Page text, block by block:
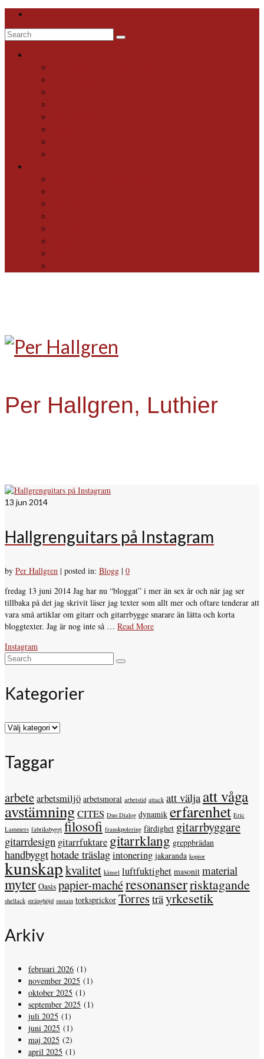
Search
Per Hallgren, Luthier
13 jun 2014
Hallgrenguitars på Instagram
by Per Hallgren | posted in: Blogg | 0
fredag 13 juni 2014 Jag har nu “bloggat” i mer än sex år och när jag ser
tillbaka på det jag skrivit läser jag texter som allt mer och oftare tenderar att
vara små artiklar om gitarr och gitarrbygge snarare än lätta och korta
bloggtexter. Jag är nog inte så … Read More
Instagram
Search
Kategorier
Kategorier
Taggar
arbetearbetsmiljö arbetsmoral arbetstid attack att välja att våga
avstämningCITES Duo Dialog dynamik erfarenhet Eric
Lammers fabriksbyggt filosofi franskpolering färdighet gitarrbyggare
gitarrdesign gitarrfuktare gitarrklang greppbrädan
handbyggthotade träslagintonering jakaranda kopior
kunskapkvalitet känsel luftfuktighet masonit material
myter Oasis papier-machéresonanserrisktagande
shellack stränghöjd sustain torksprickor Torres träyrkesetik
Arkiv
februari 2026 (1)
november 2025 (1)
oktober 2025 (1)
september 2025 (1)
juli 2025 (1)
juni 2025 (1)
maj 2025 (2)
april 2025 (1)